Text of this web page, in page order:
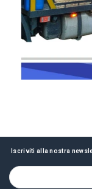
Iscriviti alla nostra